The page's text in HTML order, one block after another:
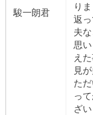
駿一朗君
り
返
夫
思
え
見
た
っ
ざ